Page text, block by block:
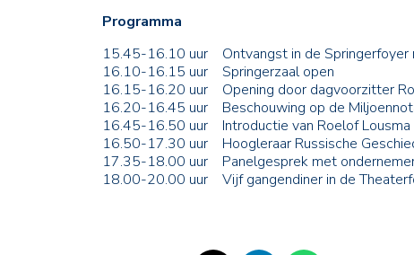
Programma
15.45-16.10 uur Ontvangst in de Springerfoyer
16.10-16.15 uur Springerzaal open
16.15-16.20 uur Opening door dagvoorzitter
16.20-16.45 uur Beschouwing op de
16.45-16.50 uur Introductie van Roelof Lousma
16.50-17.30 uur Hoogleraar Russische
17.35-18.00 uur Panelgesprek met
18.00-20.00 uur Vijf gangendiner in de